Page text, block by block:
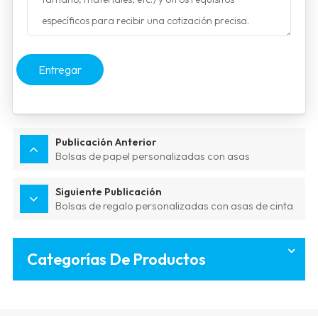
Entregar
Publicación Anterior
Bolsas de papel personalizadas con asas
Siguiente Publicación
Bolsas de regalo personalizadas con asas de cinta
Categorías De Productos